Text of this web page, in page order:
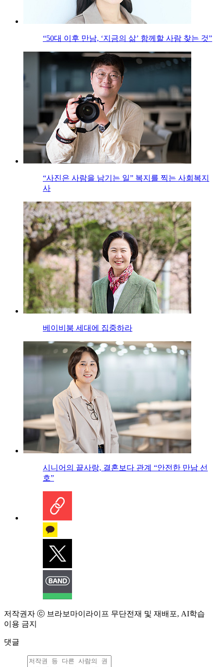
“50대 이후 만남, ‘지금의 삶’ 함께할 사람 찾는 것”
“사진은 사람을 남기는 일” 복지를 찍는 사회복지
사
베이비붐 세대에 집중하라
시니어의 끝사랑, 결혼보다 관계 “안전한 만남 선
호”
저작권자 ⓒ 브라보마이라이프 무단전재 및 재배포, AI학습
이용 금지
댓글